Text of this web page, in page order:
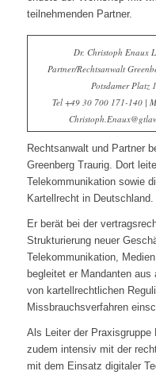
teilnehmenden Partner.
Dr. Christoph Enaux
Partner/Rechtsanwalt
Potsdamer Platz
Tel +49 30 700 171-140 |
Rechtsanwalt und Partner
Greenberg Traurig. Dort
Telekommunikation sowie
Kartellrecht in Deutschland.
Er berät bei der
Strukturierung neuer
Telekommunikation,
begleitet er Mandanten
von kartellrechtlichen
Missbrauchsverfahren
Als Leiter der
zudem intensiv mit der
mit dem Einsatz digitaler